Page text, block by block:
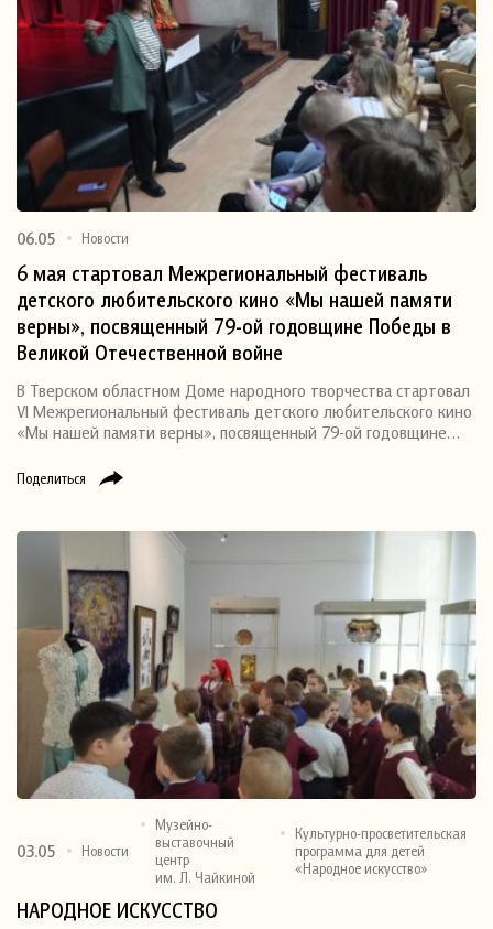
Поделиться
06.05 Новости
6 мая стартовал Межрегиональный фестиваль
детского любительского кино «Мы нашей памяти
верны», посвященный 79-ой годовщине Победы в
Великой Отечественной войне
В Тверском областном Доме народного творчества стартовал
VI Межрегиональный фестиваль детского любительского кино
«Мы нашей памяти верны», посвященный 79-ой годовщине…
03.05 Новости
Музейно-
выставочный
центр
им. Л. Чайкиной
Культурно-просветительская
программа для детей
«Народное искусство»
НАРОДНОЕ ИСКУССТВО